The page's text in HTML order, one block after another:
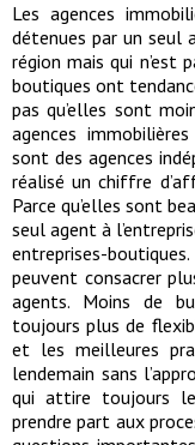
Les agences
détenues par un seul
région mais qui n’est
boutiques ont
pas qu’elles sont
agences
sont des agences
réalisé un chiffre
Parce qu’elles sont
seul agent à
entreprises-
peuvent consacrer
agents. Moins de
toujours plus de
et les meilleures
lendemain sans
qui attire toujours
prendre part aux